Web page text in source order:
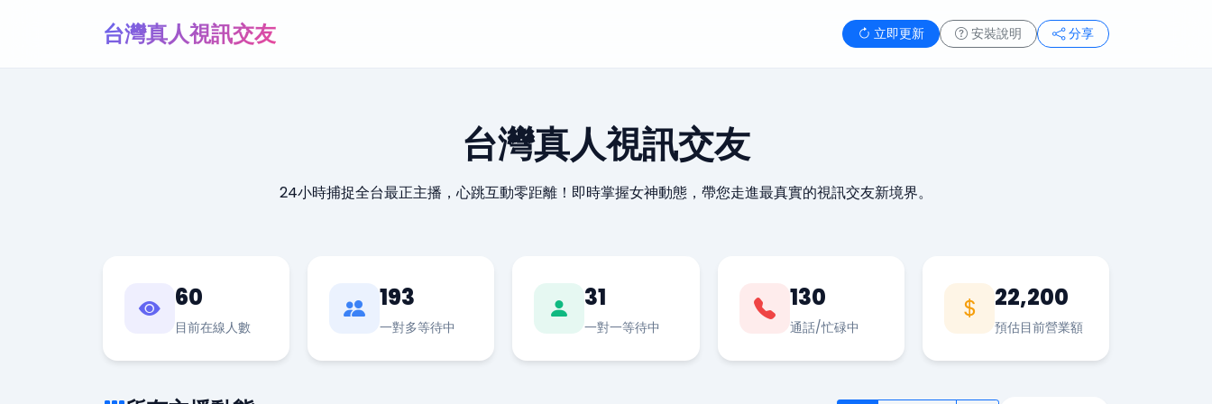
台灣真人視訊交友 立即更新 安裝說明 分享
台灣真人視訊交友
24小時捕捉全台最正主播，心跳互動零距離！即時掌握女神動態，帶您走進最真實的視訊交友新境界。
60
目前在線人數
193
一對多等待中
31
一對一等待中
130
通話/忙碌中
22,200
預估目前營業額